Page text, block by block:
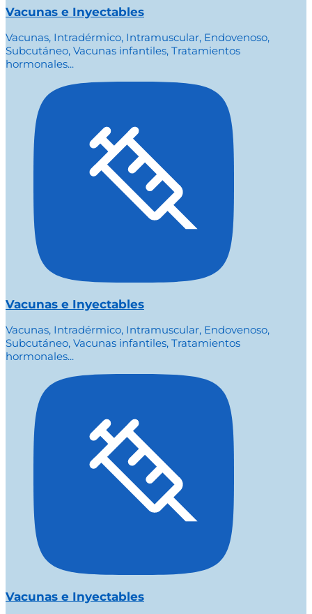
Vacunas e Inyectables
Vacunas, Intradérmico, Intramuscular, Endovenoso,
Subcutáneo, Vacunas infantiles, Tratamientos
hormonales...
Vacunas e Inyectables
Vacunas, Intradérmico, Intramuscular, Endovenoso,
Subcutáneo, Vacunas infantiles, Tratamientos
hormonales...
Vacunas e Inyectables